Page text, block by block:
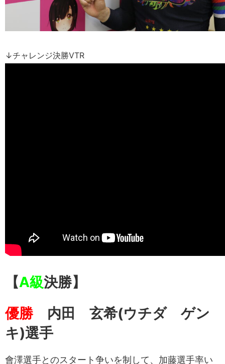
↓チャレンジ決勝VTR
【A級決勝】
優勝 内田 玄希(ウチダ ゲン
キ)選手
會澤選手とのスタート争いを制して、加藤選手率い